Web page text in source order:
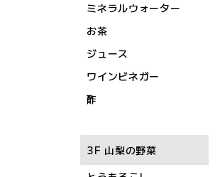
ミネラルウォーター
お茶
ジュース
ワインビネガー
酢
3F 山梨の野菜